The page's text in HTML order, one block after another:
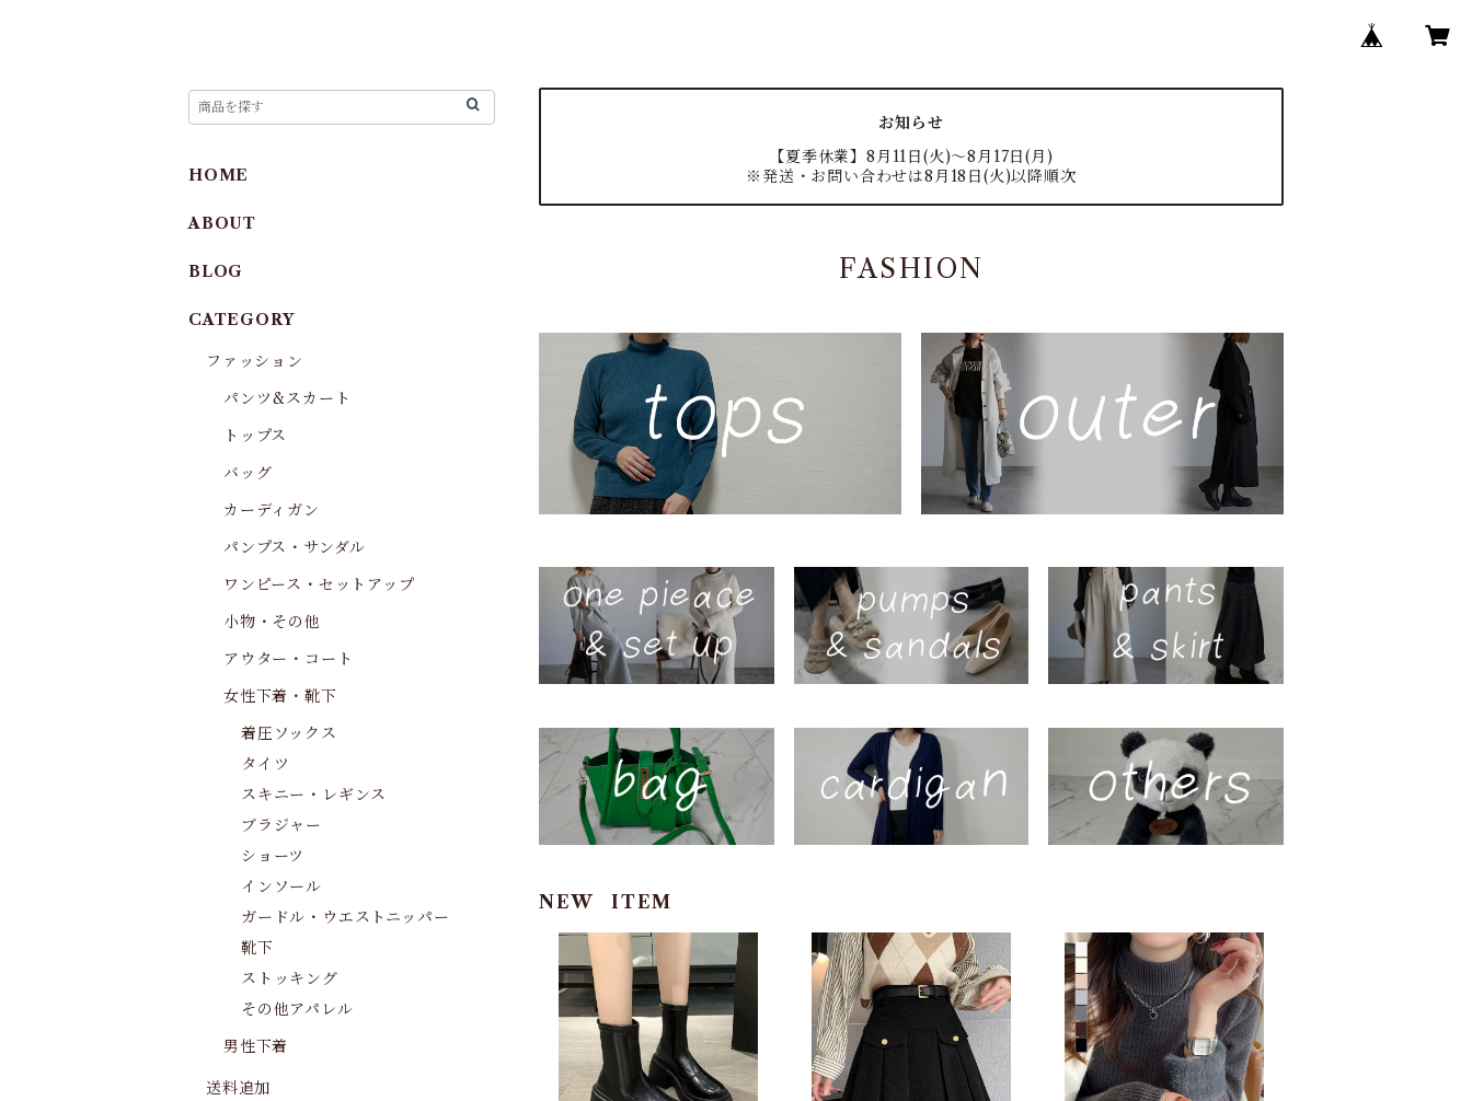
お知らせ
【夏季休業】8月11日(火)〜8月17日(月)
※発送・お問い合わせは8月18日(火)以降順次
FASHION
NEW ITEM
HOME
ABOUT
BLOG
CATEGORY
ファッション
パンツ&スカート
トップス
バッグ
カーディガン
パンプス・サンダル
ワンピース・セットアップ
小物・その他
アウター・コート
女性下着・靴下
着圧ソックス
タイツ
スキニー・レギンス
ブラジャー
ショーツ
インソール
ガードル・ウエストニッパー
靴下
ストッキング
その他アパレル
男性下着
送料追加